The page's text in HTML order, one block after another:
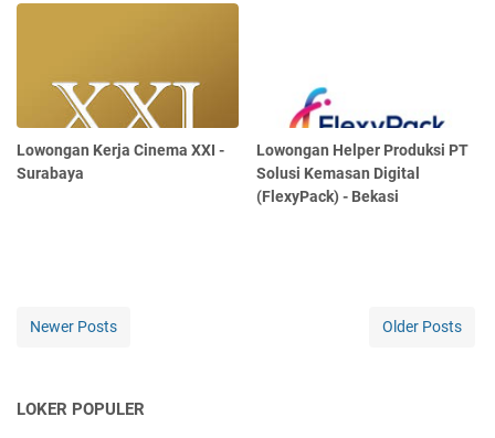
Lowongan Kerja Cinema XXI -
Surabaya
Lowongan Helper Produksi PT
Solusi Kemasan Digital
(FlexyPack) - Bekasi
Newer Posts Older Posts
LOKER POPULER